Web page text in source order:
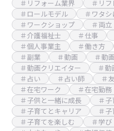
＃リフォーム業界
＃リ
＃ロールモデル
＃ワタ
＃ワークショップ
＃両立
＃介護福祉士
＃仕事
＃個人事業主
＃働き方
＃副業
＃動画
＃動
＃動画クリエイター
＃動
＃占い
＃占い師 ＃
＃在宅ワーク
＃在宅勤務
＃子供と一緒に成長
＃子
＃子育てとキャリア
＃
＃子育てを楽しむ
＃学び